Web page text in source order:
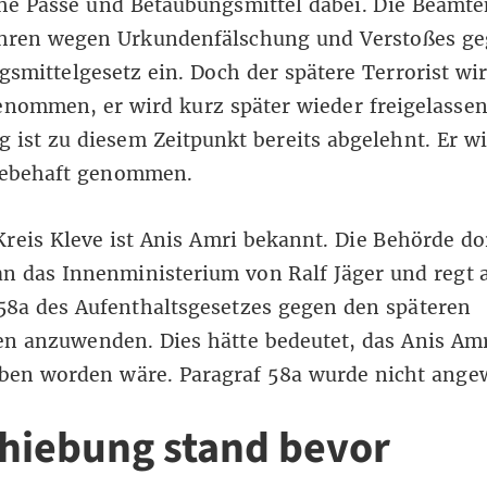
Pässe und Betäubungsmittel dabei. Die
wegen Urkundenfälschung und Verstoßes
ein. Doch der spätere Terrorist
er wird kurz später wieder
ist zu diesem Zeitpunkt bereits abgelehnt. Er
genommen.
Kleve ist Anis Amri bekannt. Die Behörde
das Innenministerium von Ralf Jäger und regt
des Aufenthaltsgesetzes gegen den späteren
anzuwenden. Dies hätte bedeutet, das Anis
worden wäre. Paragraf 58a wurde nicht
stand bevor